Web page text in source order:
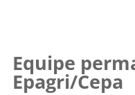
Equipe
Epagri/Cepa